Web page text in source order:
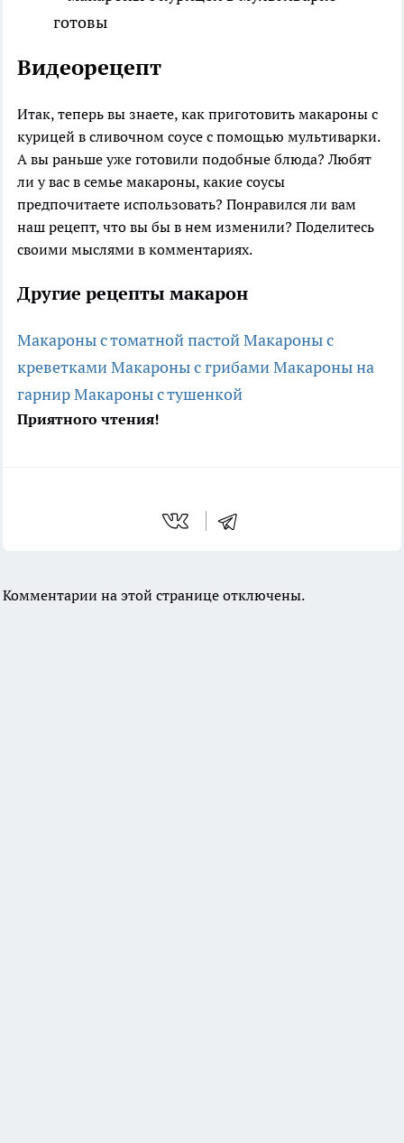
Видеорецепт
Итак, теперь вы знаете, как приготовить макароны с
курицей в сливочном соусе с помощью мультиварки.
А вы раньше уже готовили подобные блюда? Любят
ли у вас в семье макароны, какие соусы
предпочитаете использовать? Понравился ли вам
наш рецепт, что вы бы в нем изменили? Поделитесь
своими мыслями в комментариях.
Другие рецепты макарон
Макароны с томатной пастойМакароны с
креветкамиМакароны с грибамиМакароны на
гарнирМакароны с тушенкой
Приятного чтения!
Комментарии на этой странице отключены.